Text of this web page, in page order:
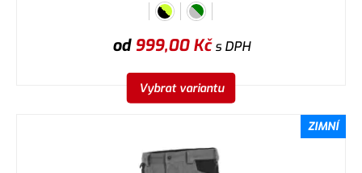
od999,00Kčs DPH
Vybrat variantu
ZIMNÍ